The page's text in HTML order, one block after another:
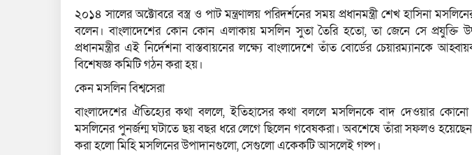
২০১৪ সালের অক্টোবরে বস্ত্র ও পাট মন্ত্রণালয় পরিদর্শনের সময় প্রধানমন্ত্রী শেখ হাসিনা
বলেন। বাংলাদেশের কোন কোন এলাকায় মসলিন সুতা তৈরি হতো, তা জেনে সে প্রযুক্তি
প্রধানমন্ত্রীর এই নির্দেশনা বাস্তবায়নের লক্ষ্যে বাংলাদেশে তাঁত বোর্ডের চেয়ারম্যানকে
বিশেষজ্ঞ কমিটি গঠন করা হয়।
কেন মসলিন বিশ্বসেরা
বাংলাদেশের ঐতিহ্যের কথা বললে, ইতিহাসের কথা বললে মসলিনকে বাদ দেওয়ার
মসলিনের পুনর্জন্ম ঘটাতে ছয় বছর ধরে লেগে ছিলেন গবেষকরা। অবশেষে তাঁরা সফলও
করা হলো মিহি মসলিনের উপাদানগুলো, সেগুলো একেকটি আসলেই গল্প।